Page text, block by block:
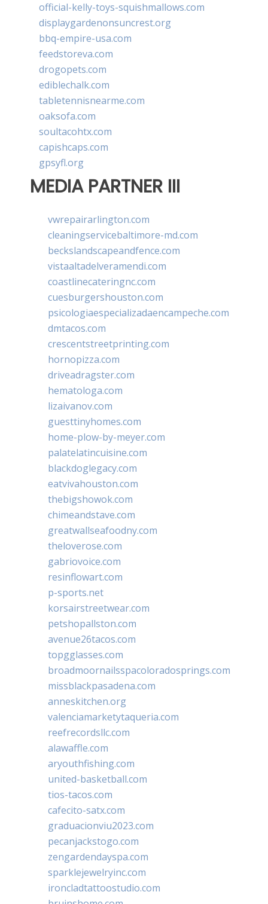
official-kelly-toys-squishmallows.com
displaygardenonsuncrest.org
bbq-empire-usa.com
feedstoreva.com
drogopets.com
ediblechalk.com
tabletennisnearme.com
oaksofa.com
soultacohtx.com
capishcaps.com
gpsyfl.org
MEDIA PARTNER III
vwrepairarlington.com
cleaningservicebaltimore-md.com
beckslandscapeandfence.com
vistaaltadelveramendi.com
coastlinecateringnc.com
cuesburgershouston.com
psicologiaespecializadaencampeche.com
dmtacos.com
crescentstreetprinting.com
hornopizza.com
driveadragster.com
hematologa.com
lizaivanov.com
guesttinyhomes.com
home-plow-by-meyer.com
palatelatincuisine.com
blackdoglegacy.com
eatvivahouston.com
thebigshowok.com
chimeandstave.com
greatwallseafoodny.com
theloverose.com
gabriovoice.com
resinflowart.com
p-sports.net
korsairstreetwear.com
petshopallston.com
avenue26tacos.com
topgglasses.com
broadmoornailsspacoloradosprings.com
missblackpasadena.com
anneskitchen.org
valenciamarketytaqueria.com
reefrecordsllc.com
alawaffle.com
aryouthfishing.com
united-basketball.com
tios-tacos.com
cafecito-satx.com
graduacionviu2023.com
pecanjackstogo.com
zengardendayspa.com
sparklejewelryinc.com
ironcladtattoostudio.com